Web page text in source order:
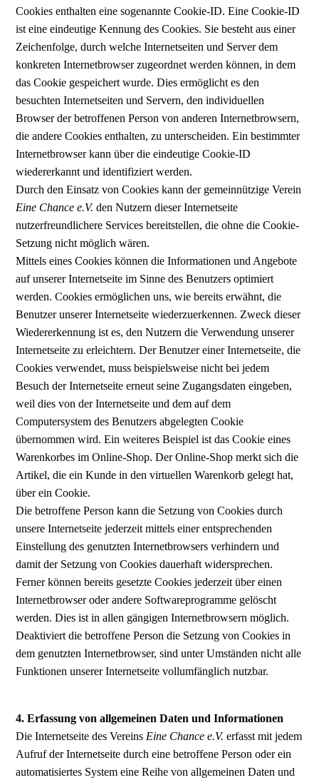
Cookies enthalten eine sogenannte Cookie-ID. Eine Cookie-ID
ist eine eindeutige Kennung des Cookies. Sie besteht aus einer
Zeichenfolge, durch welche Internetseiten und Server dem
konkreten Internetbrowser zugeordnet werden können, in dem
das Cookie gespeichert wurde. Dies ermöglicht es den
besuchten Internetseiten und Servern, den individuellen
Browser der betroffenen Person von anderen Internetbrowsern,
die andere Cookies enthalten, zu unterscheiden. Ein bestimmter
Internetbrowser kann über die eindeutige Cookie-ID
wiedererkannt und identifiziert werden.
Durch den Einsatz von Cookies kann der gemeinnützige Verein
Eine Chance e.V. den Nutzern dieser Internetseite
nutzerfreundlichere Services bereitstellen, die ohne die Cookie-
Setzung nicht möglich wären.
Mittels eines Cookies können die Informationen und Angebote
auf unserer Internetseite im Sinne des Benutzers optimiert
werden. Cookies ermöglichen uns, wie bereits erwähnt, die
Benutzer unserer Internetseite wiederzuerkennen. Zweck dieser
Wiedererkennung ist es, den Nutzern die Verwendung unserer
Internetseite zu erleichtern. Der Benutzer einer Internetseite, die
Cookies verwendet, muss beispielsweise nicht bei jedem
Besuch der Internetseite erneut seine Zugangsdaten eingeben,
weil dies von der Internetseite und dem auf dem
Computersystem des Benutzers abgelegten Cookie
übernommen wird. Ein weiteres Beispiel ist das Cookie eines
Warenkorbes im Online-Shop. Der Online-Shop merkt sich die
Artikel, die ein Kunde in den virtuellen Warenkorb gelegt hat,
über ein Cookie.
Die betroffene Person kann die Setzung von Cookies durch
unsere Internetseite jederzeit mittels einer entsprechenden
Einstellung des genutzten Internetbrowsers verhindern und
damit der Setzung von Cookies dauerhaft widersprechen.
Ferner können bereits gesetzte Cookies jederzeit über einen
Internetbrowser oder andere Softwareprogramme gelöscht
werden. Dies ist in allen gängigen Internetbrowsern möglich.
Deaktiviert die betroffene Person die Setzung von Cookies in
dem genutzten Internetbrowser, sind unter Umständen nicht alle
Funktionen unserer Internetseite vollumfänglich nutzbar.
4. Erfassung von allgemeinen Daten und Informationen
Die Internetseite des Vereins Eine Chance e.V.erfasst mit jedem
Aufruf der Internetseite durch eine betroffene Person oder ein
automatisiertes System eine Reihe von allgemeinen Daten und